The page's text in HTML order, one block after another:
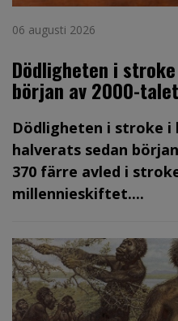
06 augusti 2026
Dödligheten i
början av 2000-talet
Dödligheten i stroke i
halverats sedan
370 färre avled i
millennieskiftet....